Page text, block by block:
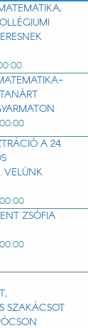
00:00
A 24.
VELÜNK
00:00
ZSÓFIA
00:00
SZAKÁCSOT